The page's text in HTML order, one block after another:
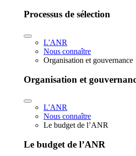
Processus de sélection
L'ANR
Nous connaître
Organisation et gouvernance
Organisation et
L'ANR
Nous connaître
Le budget de l’ANR
Le budget de l’ANR